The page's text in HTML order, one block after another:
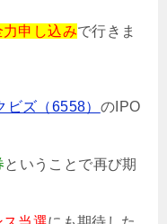
力申し込みで行きま
ビズ（6558） のIPO
ということで再び期